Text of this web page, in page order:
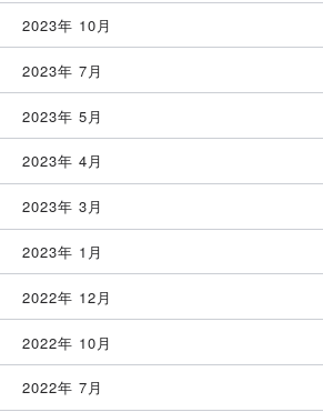
2023年 10月
2023年 7月
2023年 5月
2023年 4月
2023年 3月
2023年 1月
2022年 12月
2022年 10月
2022年 7月